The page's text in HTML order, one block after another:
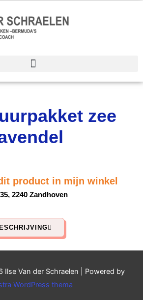
zee
product in mijn winkel
2240 Zandhoven
Ilse Van der Schraelen | Powered by
WordPress thema